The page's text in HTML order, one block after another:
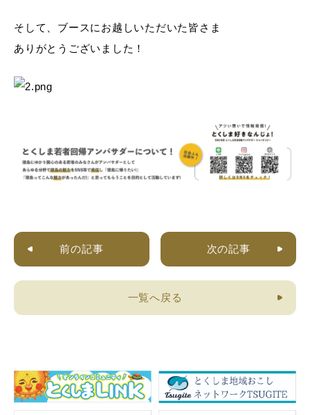
そして、ブースにお越しいただいた皆さま
ありがとうございました！
前の記事 次の記事
一覧へ戻る